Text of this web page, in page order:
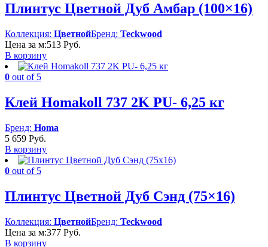
Плинтус Цветной Дуб Амбар (100×16)
Коллекция: ЦветнойБренд: Teckwood
Цена за м:513 Руб.
В корзину
0 out of 5
Клей Homakoll 737 2K PU- 6,25 кг
Бренд: Homa
5 659 Руб.
В корзину
0 out of 5
Плинтус Цветной Дуб Сэнд (75×16)
Коллекция: ЦветнойБренд: Teckwood
Цена за м:377 Руб.
В корзину